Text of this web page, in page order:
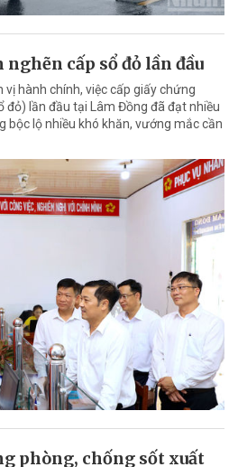
cấp sổ đỏ lần đầu
vị hành chính, việc cấp giấy chứng
đỏ) lần đầu tại Lâm Đồng đã đạt nhiều
bộc lộ nhiều khó khăn, vướng mắc cần
phòng, chống sốt xuất